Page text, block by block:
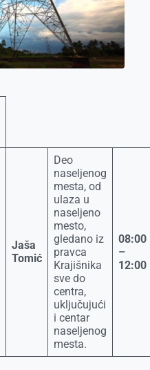
Jaša
Tomić
Deo
naseljenog
mesta, od
ulaza u
naseljeno
mesto,
gledano iz
pravca
Krajišnika
sve do
centra,
uključujući
i centar
naseljenog
mesta.
08:00
–
12:00